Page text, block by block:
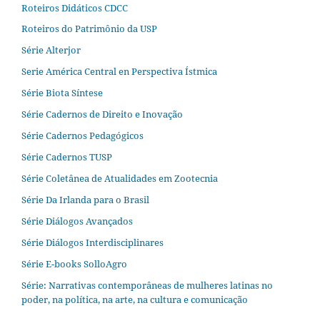
Roteiros Didáticos CDCC
Roteiros do Patrimônio da USP
Série Alterjor
Serie América Central en Perspectiva Ístmica
Série Biota Síntese
Série Cadernos de Direito e Inovação
Série Cadernos Pedagógicos
Série Cadernos TUSP
Série Coletânea de Atualidades em Zootecnia
Série Da Irlanda para o Brasil
Série Diálogos Avançados
Série Diálogos Interdisciplinares
Série E-books SolloAgro
Série: Narrativas contemporâneas de mulheres latinas no
poder, na política, na arte, na cultura e comunicação